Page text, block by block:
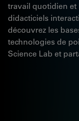
travail quotidien et
didacticiels
découvrez les
technologies de
Science Lab et